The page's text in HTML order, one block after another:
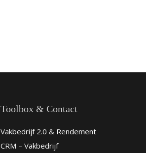
Toolbox & Contact
Vakbedrijf 2.0 & Rendement
CRM – Vakbedrijf